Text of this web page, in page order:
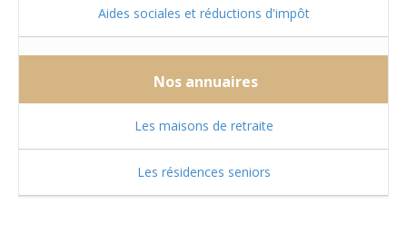
Aides sociales et réductions d'impôt
Nos annuaires
Les maisons de retraite
Les résidences seniors